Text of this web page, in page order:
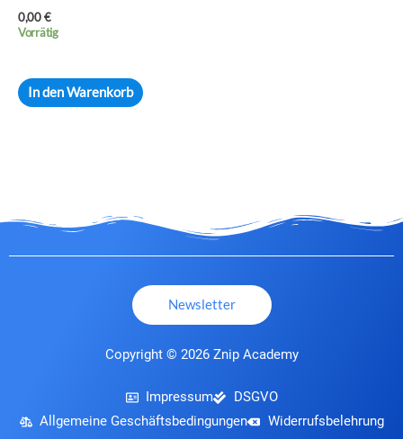
0,00€
Vorrätig
In den Warenkorb
Newsletter
Copyright © 2026 Znip Academy
Impressum
DSGVO
Allgemeine Geschäftsbedingungen
Widerrufsbelehrung